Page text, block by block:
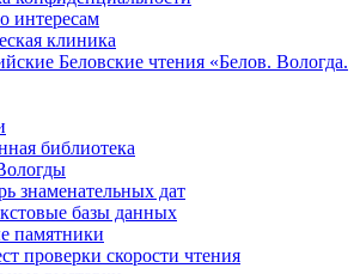
интересам
клиника
Беловские чтения «Белов. Вологда.
библиотека
знаменательных дат
базы данных
памятники
проверки скорости чтения